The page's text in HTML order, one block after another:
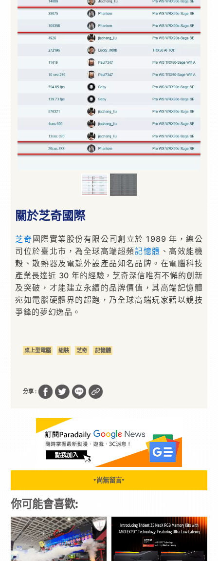
關於芝奇國際
芝奇 國際實業股份有限公司創立於 1989 年，總公
司位於臺北市，為全球高端超頻記憶體 、高效能機
殼、散熱器及電競外設產品知名品牌。在電腦科技
產業長達近 30 年的經驗，芝奇深信唯有不懈的創新
及突破，才能建立永續的品牌價值，其高端記憶體
宛如電腦硬體界的超跑，乃全球高端玩家藉以競技
爭鋒的夢幻逸品。
桌上型電腦 組裝 芝奇 記憶體
分享 :
▼ 尚無留言▼
你可能會喜歡: